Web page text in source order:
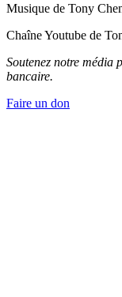
Musique de Tony
Chaîne Youtube de
Soutenez notre média
bancaire.
Faire un don